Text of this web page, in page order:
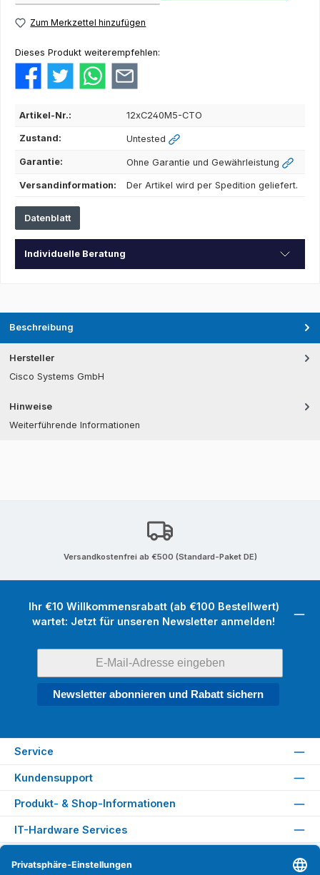
Zum Merkzettel hinzufügen
Dieses Produkt weiterempfehlen:
Artikel-Nr.: 12xC240M5-CTO
Zustand: Untested
Garantie: Ohne Garantie und Gewährleistung
Versandinformation: Der Artikel wird per Spedition geliefert.
Datenblatt
Individuelle Beratung
Beschreibung
Hersteller
Cisco Systems GmbH
Hinweise
Weiterführende Informationen
Versandkostenfrei ab €500 (Standard-Paket DE)
Ihr €10 Willkommensrabatt (ab €100 Bestellwert)
wartet: Jetzt für unseren Newsletter anmelden!
Newsletter abonnieren und Rabatt sichern
Service
Kundensupport
Produkt- & Shop-Informationen
IT-Hardware Services